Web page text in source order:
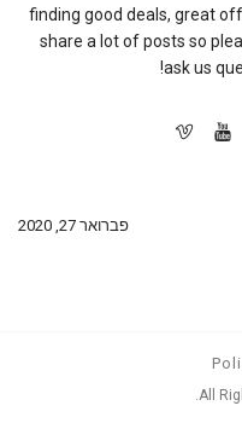
finding good deals, great
share a lot of posts so
ask us
פברואר 27, 2020